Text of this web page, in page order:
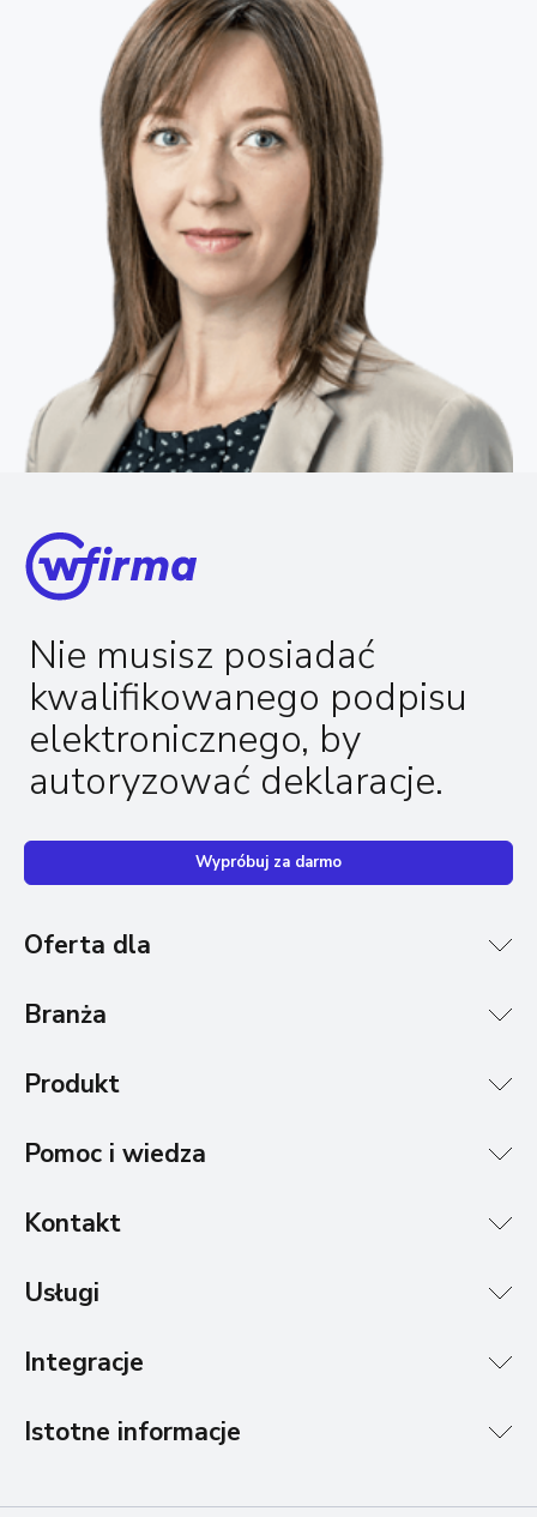
Nie musisz posiadać
kwalifikowanego podpisu
elektronicznego, by
autoryzować deklaracje.
Wypróbuj za darmo
Oferta dla
Branża
Produkt
Pomoc i wiedza
Kontakt
Usługi
Integracje
Istotne informacje